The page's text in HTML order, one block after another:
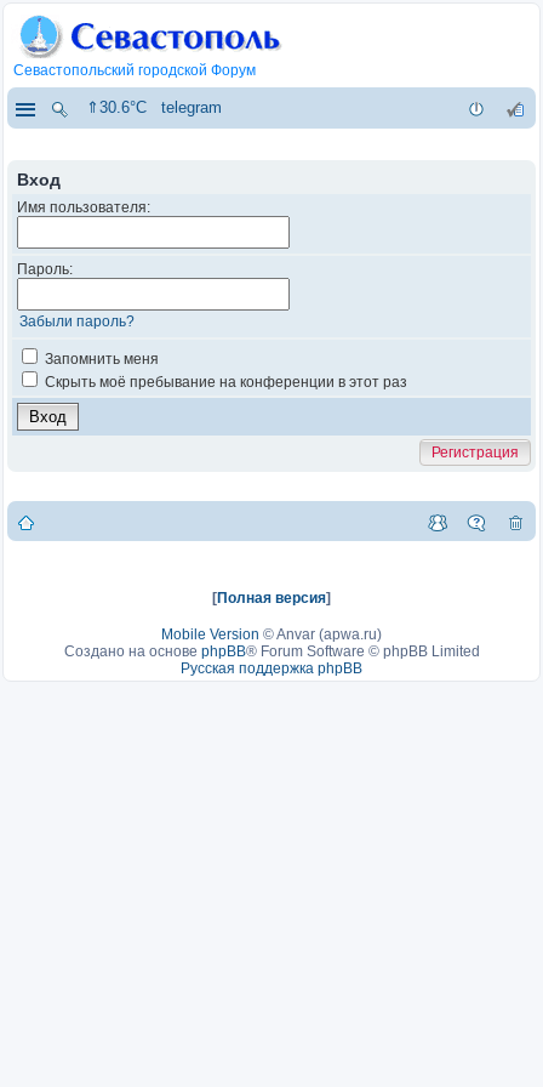
Севастопольский городской Форум
⇑30.6°C telegram
Вход
Имя пользователя:
Пароль:
Забыли пароль?
Запомнить меня
Скрыть моё пребывание на конференции в этот раз
Регистрация
[Полная версия]
Mobile Version ©Anvar (apwa.ru)
Создано на основе phpBB® Forum Software © phpBB Limited
Русская поддержка phpBB